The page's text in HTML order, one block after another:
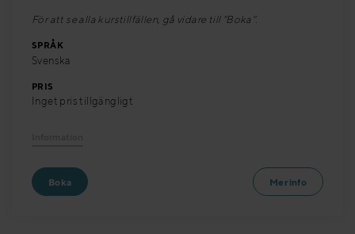
För att se alla kurstillfällen, gå vidare till "Boka".
SPRÅK
Svenska
PRIS
Inget pris tillgängligt
Boka Mer info